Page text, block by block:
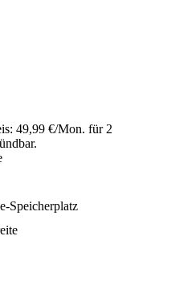
49,99 €/Mon. für 2
Speicherplatz